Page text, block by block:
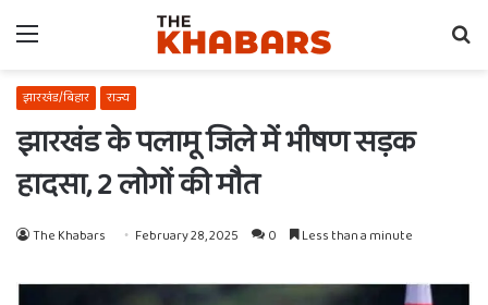
Menu
झारखंड/बिहार राज्य
झारखंड के पलामू जिले में भीषण सड़क
हादसा, 2 लोगों की मौत
The Khabars February 28, 2025 0 Less than a minute